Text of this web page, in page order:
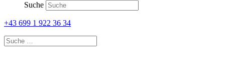
Suche
+43 699 1 922 36 34